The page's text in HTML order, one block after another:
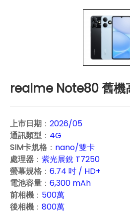
realme Note80 舊機
上市日期 ： 2026/05
通訊類型 ： 4G
SIM卡規格 ： nano/雙卡
處理器 ： 紫光展銳 T7250
螢幕規格 ： 6.74 吋 / HD+
電池容量 ： 6,300 mAh
前相機 ： 500萬
後相機 ： 800萬